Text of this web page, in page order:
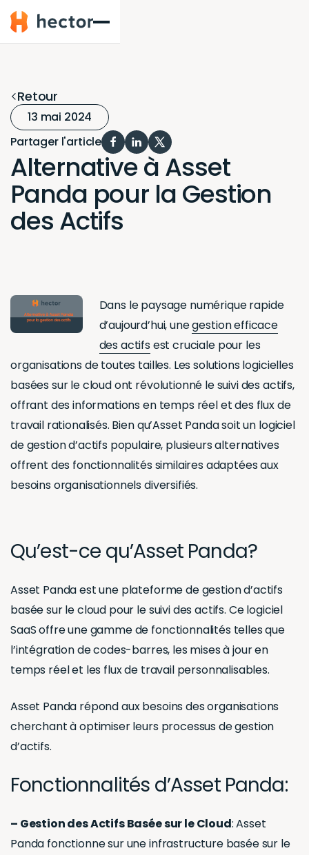
Hector
Retour
13 mai 2024
Partager l'article
Alternative à Asset
Panda pour la Gestion
des Actifs
Dans le paysage numérique rapide
d’aujourd’hui, unegestion efficace
des actifsest cruciale pour les
organisations de toutes tailles. Les solutions logicielles
basées sur le cloud ont révolutionné le suivi des actifs,
offrant des informations en temps réel et des flux de
travail rationalisés. Bien qu’Asset Panda soit un logiciel
de gestion d’actifs populaire, plusieurs alternatives
offrent des fonctionnalités similaires adaptées aux
besoins organisationnels diversifiés.
Qu’est-ce qu’Asset Panda?
Asset Panda est une plateforme de gestion d’actifs
basée sur le cloud pour le suivi des actifs. Ce logiciel
SaaS offre une gamme de fonctionnalités telles que
l’intégration de codes-barres, les mises à jour en
temps réel et les flux de travail personnalisables.
Asset Panda répond aux besoins des organisations
cherchant à optimiser leurs processus de gestion
d’actifs.
Fonctionnalités d’Asset Panda:
– Gestion des Actifs Basée sur le Cloud: Asset
Panda fonctionne sur une infrastructure basée sur le